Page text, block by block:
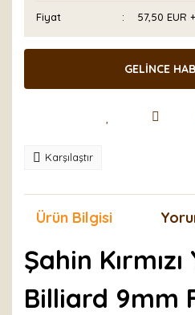
Fiyat 57,50 EUR
GELİNCE
Karşılaştır
Ürün Bilgisi
Şahin Kırmızı
Billiard 9mm